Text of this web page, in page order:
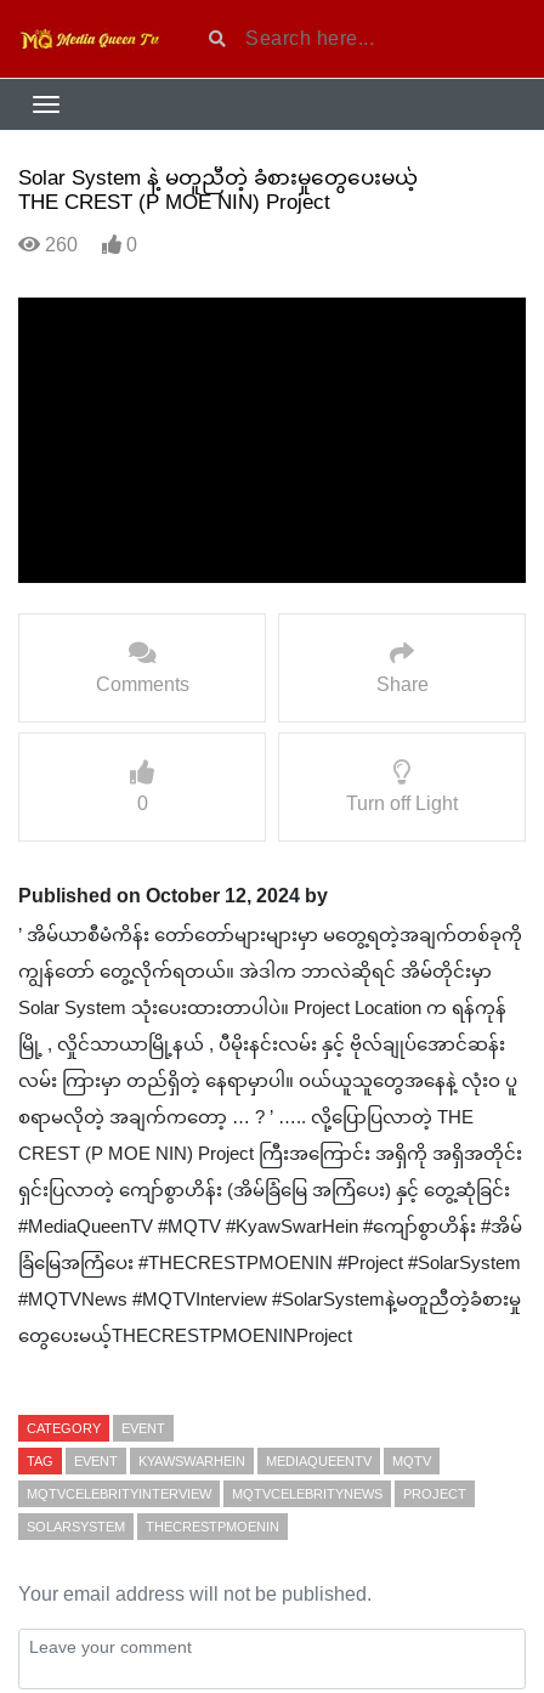
Solar System နဲ့ မတူညီတဲ့ ခံစားမှုတွေပေးမယ့်
THE CREST (P MOE NIN) Project
260 0
Comments Share
0 Turn off Light
Published on October 12, 2024 by
’ အိမ်ယာစီမံကိန်း တော်တော်များများမှာ မတွေ့ရတဲ့အချက်တစ်ခုကို
ကျွန်တော် တွေ့လိုက်ရတယ်။ အဲဒါက ဘာလဲဆိုရင် အိမ်တိုင်းမှာ
Solar System သုံးပေးထားတာပါပဲ။ Project Location က ရန်ကုန်
မြို့ , လှိုင်သာယာမြို့နယ် , ပီမိုးနင်းလမ်း နှင့် ဗိုလ်ချုပ်အောင်ဆန်း
လမ်း ကြားမှာ တည်ရှိတဲ့ နေရာမှာပါ။ ဝယ်ယူသူတွေအနေနဲ့ လုံးဝ ပူ
စရာမလိုတဲ့ အချက်ကတော့ … ? ’ ….. လို့ပြောပြလာတဲ့ THE
CREST (P MOE NIN) Project ကြီးအကြောင်း အရှိကို အရှိအတိုင်း
ရှင်းပြလာတဲ့ ကျော်စွာဟိန်း (အိမ်ခြံမြေ အကြံပေး) နှင့် တွေ့ဆုံခြင်း
#MediaQueenTV #MQTV #KyawSwarHein #ကျော်စွာဟိန်း #အိမ်
ခြံမြေအကြံပေး #THECRESTPMOENIN #Project #SolarSystem
#MQTVNews #MQTVInterview #SolarSystemနဲ့မတူညီတဲ့ခံစားမှု
တွေပေးမယ့်THECRESTPMOENINProject
CATEGORY EVENT
TAG EVENT KYAWSWARHEIN MEDIAQUEENTV MQTV
MQTVCELEBRITYINTERVIEW MQTVCELEBRITYNEWS PROJECT
SOLARSYSTEM THECRESTPMOENIN
Your email address will not be published.